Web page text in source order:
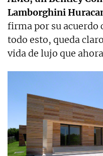
Lamborghini
firma por su acuerdo
todo esto, queda
vida de lujo que